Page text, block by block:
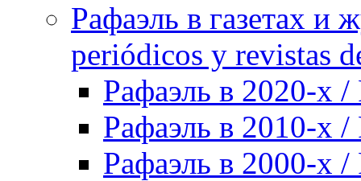
Рафаэль в газетах и
periódicos y revistas
Рафаэль в 2020-х /
Рафаэль в 2010-х /
Рафаэль в 2000-х /